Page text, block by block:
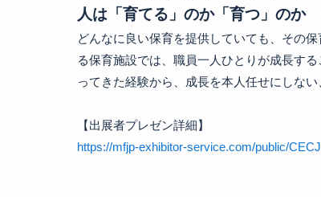
人は「育てる」のか「育つ」のか
どんなに良い保育を提供していても、その
る保育施設では、職員一人ひとりが成長す
ってきた経験から、成長を本人任せにしな
https://mfjp-exhibitor-service.com/public/